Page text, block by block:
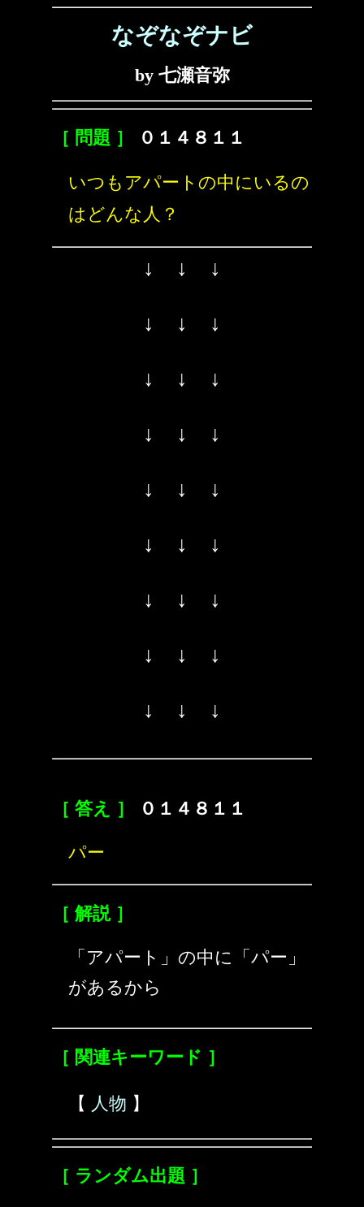
なぞなぞナビ
by 七瀬音弥
［ 問題 ］ ０１４８１１
いつもアパートの中にいるの
はどんな人？
↓ ↓ ↓
↓ ↓ ↓
↓ ↓ ↓
↓ ↓ ↓
↓ ↓ ↓
↓ ↓ ↓
↓ ↓ ↓
↓ ↓ ↓
↓ ↓ ↓
［ 答え ］ ０１４８１１
パー
［ 解説 ］
「アパート」の中に「パー」
があるから
［ 関連キーワード ］
【 人物 】
［ ランダム出題 ］